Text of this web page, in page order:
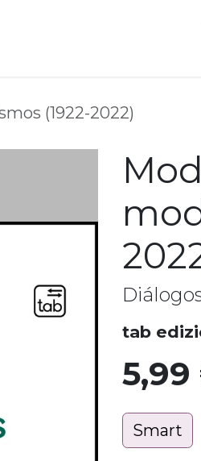
(1922-2022)
tab
5,99
Smart